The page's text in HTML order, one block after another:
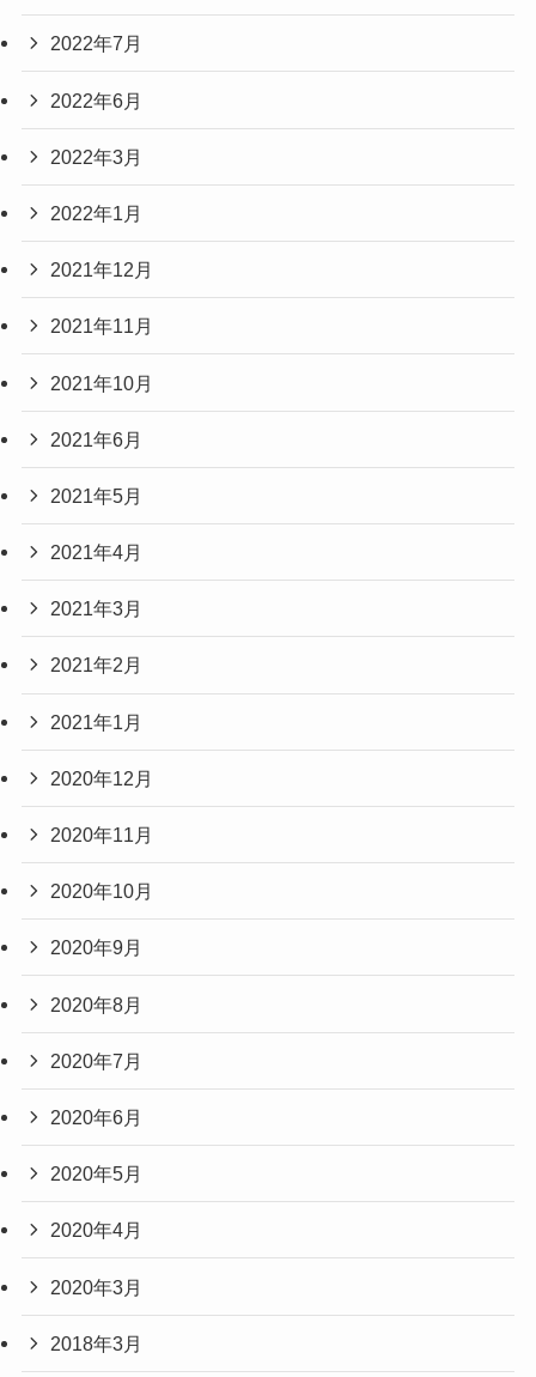
2022年7月
2022年6月
2022年3月
2022年1月
2021年12月
2021年11月
2021年10月
2021年6月
2021年5月
2021年4月
2021年3月
2021年2月
2021年1月
2020年12月
2020年11月
2020年10月
2020年9月
2020年8月
2020年7月
2020年6月
2020年5月
2020年4月
2020年3月
2018年3月